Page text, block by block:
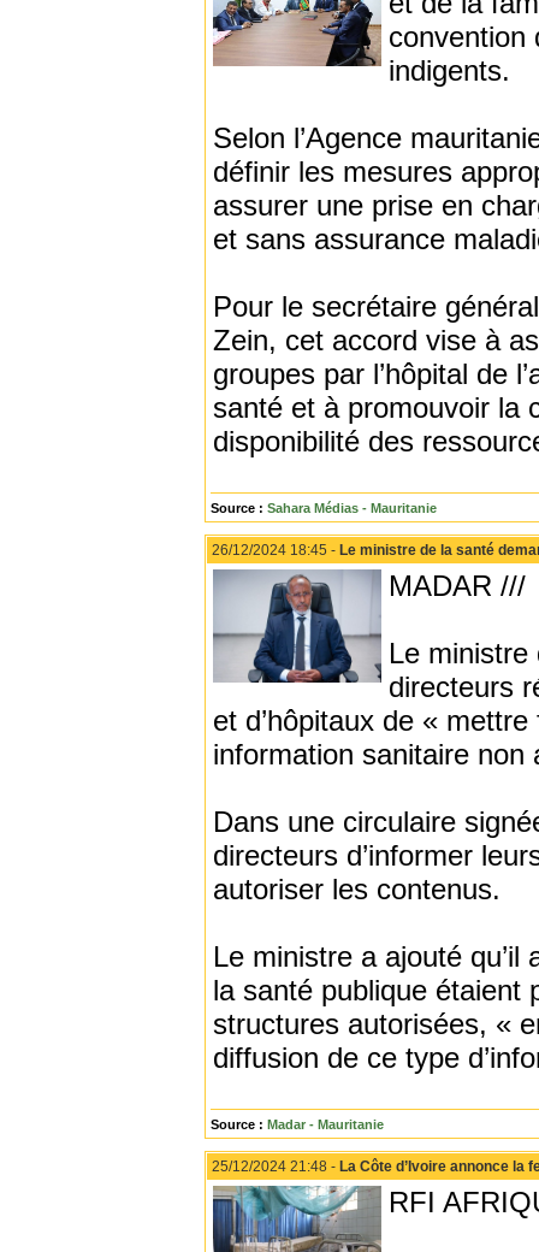
convention
indigents.
Selon l’Agence
définir les mesures
assurer une prise en
et sans assurance
Pour le secrétaire
Zein, cet accord vise à
groupes par l’hôpital de
santé et à promouvoir la
disponibilité des
Source : Sahara Médias - Mauritanie
26/12/2024 18:45 - Le ministre de la santé
MADAR ///
Le ministre
directeurs
et d’hôpitaux de «
information sanitaire non
Dans une circulaire
directeurs d’informer
autoriser les contenus.
Le ministre a ajouté
la santé publique étaient
structures autorisées, «
diffusion de ce type
Source : Madar - Mauritanie
25/12/2024 21:48 - La Côte d’Ivoire annonce la
RFI